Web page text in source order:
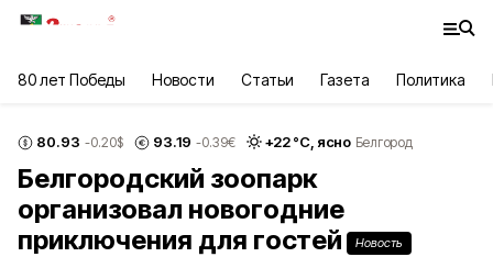
80 лет Победы Новости Статьи Газета Политика
80.93 -0.20$ 93.19 -0.39€ +22°С, ясно Белгород
Белгородский зоопарк
организовал новогодние
приключения для гостей
Новость